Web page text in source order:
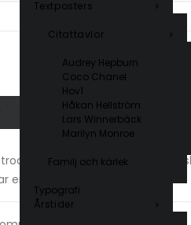
Textposters
Citattavlor
Audrey Hepburn
Coco Chanel
Hov1
Håkan Hellström
Lars Winnerbäck
Marilyn Monroe
Familj och kärlek
Typografi
Årstider
inspirerad av den
en somrig touch.